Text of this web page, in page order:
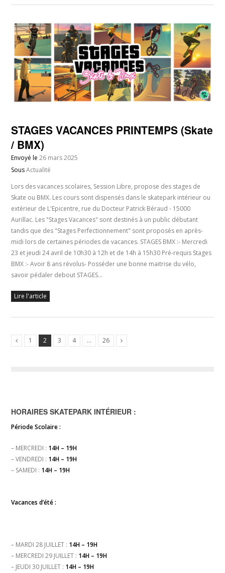
STAGES VACANCES PRINTEMPS (Skate
/ BMX)
Envoyé le26 mars 2025
SousActualité
Lors des vacances scolaires, Session Libre, propose des stages de
Skate ou BMX. Les cours sont dispensés dans le skatepark intérieur ou
extérieur de L'Epicentre, rue du Docteur Patrick Béraud - 15000
Aurillac. Les "Stages Vacances" sont destinés à un public débutant
tandis que des "Stages Perfectionnement" sont proposés en après-
midi lors de certaines périodes de vacances. STAGES BMX :- Mercredi
23 et jeudi 24 avril de 10h30 à 12h et de 14h à 15h30 Pré-requis Stages
BMX :- Avoir 8 ans révolus- Posséder une bonne maitrise du vélo,
savoir pédaler debout STAGES…
Lire l'article
1 2 3 4 … 26
HORAIRES SKATEPARK INTÉRIEUR :
Période Scolaire :
– MERCREDI : 14H – 19H
– VENDREDI : 14H – 19H
– SAMEDI : 14H – 19H
Vacances d’été :
– MARDI 28 JUILLET : 14H – 19H
– MERCREDI 29 JUILLET : 14H – 19H
– JEUDI 30 JUILLET : 14H – 19H